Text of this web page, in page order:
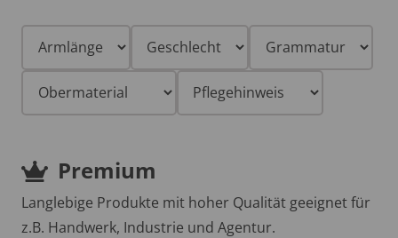
Premium
Langlebige Produkte mit hoher Qualität geeignet für
z.B. Handwerk, Industrie und Agentur.